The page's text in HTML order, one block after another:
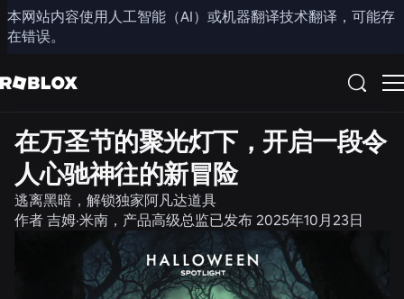
本网站内容使用人工智能（AI）或机器翻译技术翻译，可能存
在错误。
分享
社区
在万圣节的聚光灯下，开启一段令
人心驰神往的新冒险
逃离黑暗，解锁独家阿凡达道具
作者 吉姆·米南，产品高级总监已发布 2025年10月23日